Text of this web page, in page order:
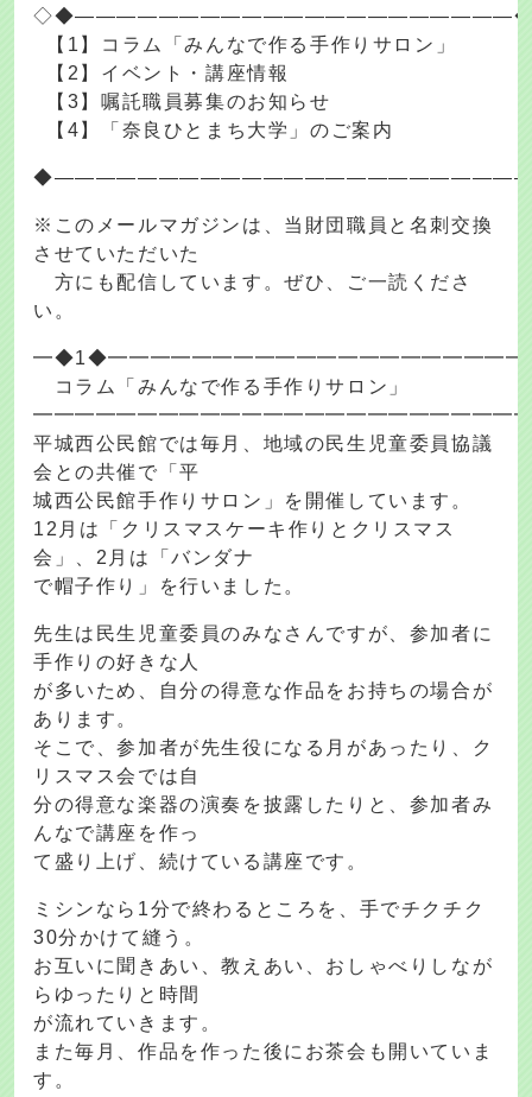
【1】コラム「みんなで作る手作りサロン」
【2】イベント・講座情報
【3】嘱託職員募集のお知らせ
【4】「奈良ひとまち大学」のご案内
※このメールマガジンは、当財団職員と名刺交換
させていただいた
方にも配信しています。ぜひ、ご一読くださ
い。
コラム「みんなで作る手作りサロン」
平城西公民館では毎月、地域の民生児童委員協議
会との共催で「平
城西公民館手作りサロン」を開催しています。
12月は「クリスマスケーキ作りとクリスマス
会」、2月は「バンダナ
で帽子作り」を行いました。
先生は民生児童委員のみなさんですが、参加者に
手作りの好きな人
が多いため、自分の得意な作品をお持ちの場合が
あります。
そこで、参加者が先生役になる月があったり、ク
リスマス会では自
分の得意な楽器の演奏を披露したりと、参加者み
んなで講座を作っ
て盛り上げ、続けている講座です。
ミシンなら1分で終わるところを、手でチクチク
30分かけて縫う。
お互いに聞きあい、教えあい、おしゃべりしなが
らゆったりと時間
が流れていきます。
また毎月、作品を作った後にお茶会も開いていま
す。